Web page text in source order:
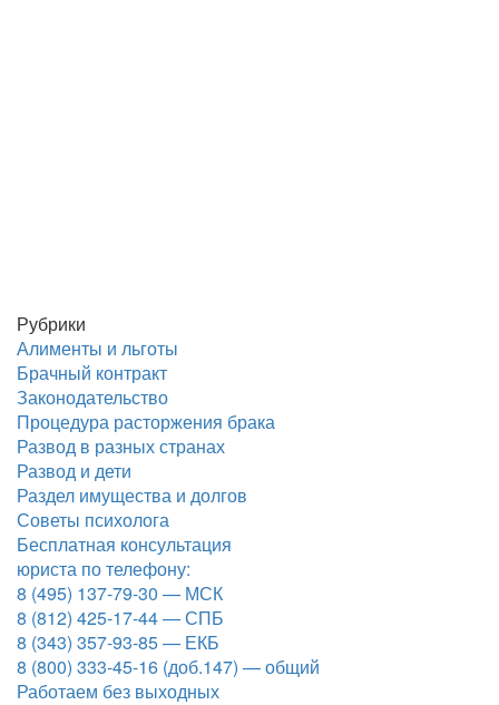
Рубрики
Алименты и льготы
Брачный контракт
Законодательство
Процедура расторжения брака
Развод в разных странах
Развод и дети
Раздел имущества и долгов
Советы психолога
Бесплатная консультация
юриста по телефону:
8 (495) 137-79-30 — МСК
8 (812) 425-17-44 — СПБ
8 (343) 357-93-85 — ЕКБ
8 (800) 333-45-16 (доб.147) — общий
Работаем без выходных